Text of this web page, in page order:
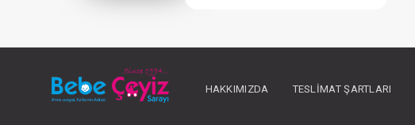
Paket : 5 Adet :
HAKKIMIZDA TESLIMAT ŞARTLARI